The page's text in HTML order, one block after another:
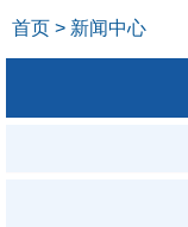
首页 > 新闻中心